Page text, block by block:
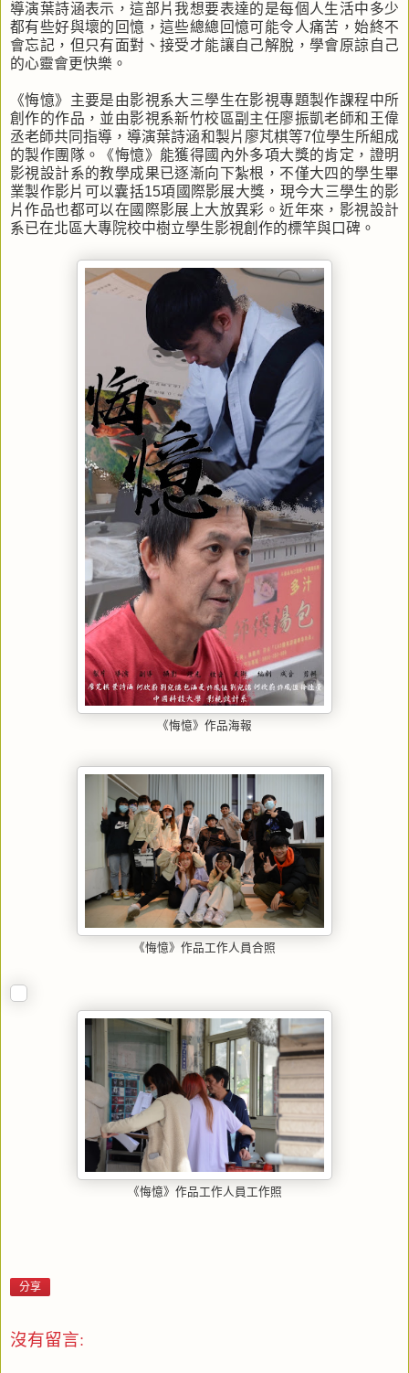
導演葉詩涵表示，這部片我想要表達的是每個人生活中多少
都有些好與壞的回憶，這些總總回憶可能令人痛苦，始終不
會忘記，但只有面對、接受才能讓自己解脫，學會原諒自己
的心靈會更快樂。
《悔憶》主要是由影視系大三學生在影視專題製作課程中所
創作的作品，並由影視系新竹校區副主任廖振凱老師和王偉
丞老師共同指導，導演葉詩涵和製片廖芃棋等7位學生所組成
的製作團隊。《悔憶》能獲得國內外多項大獎的肯定，證明
影視設計系的教學成果已逐漸向下紮根，不僅大四的學生畢
業製作影片可以囊括15項國際影展大獎，現今大三學生的影
片作品也都可以在國際影展上大放異彩。近年來，影視設計
系已在北區大專院校中樹立學生影視創作的標竿與口碑。
《悔憶》作品海報
《悔憶》作品工作人員合照
《悔憶》作品工作人員工作照
分享
沒有留言: